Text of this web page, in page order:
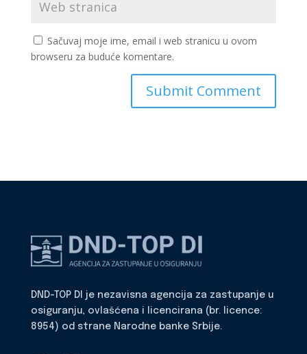
Sačuvaj moje ime, email i web stranicu u ovom
browseru za buduće komentare.
DND-TOP DI je nezavisna agencija za zastupanje u
osiguranju, ovlašćena i licencirana (br. licence:
8954) od strane Narodne banke Srbije.